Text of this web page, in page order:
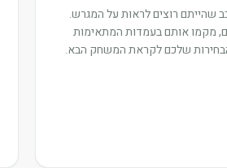
שהייתם רוצים לראות על המגרש.
מקמו אותם בעמדות המתאימות
שלכם לקראת המשחק הבא.